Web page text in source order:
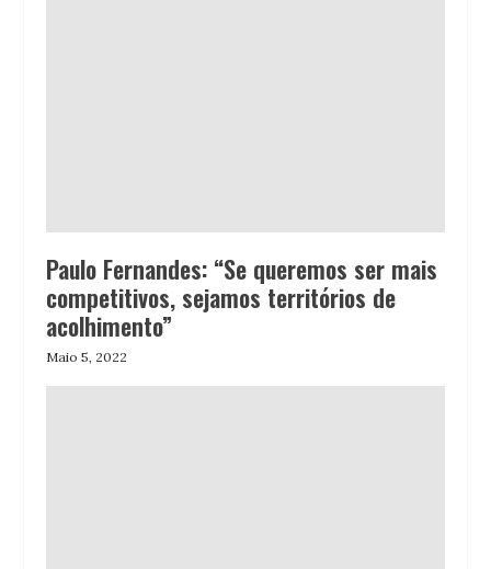
Paulo Fernandes: “Se queremos ser mais
competitivos, sejamos territórios de
acolhimento”
Maio 5, 2022